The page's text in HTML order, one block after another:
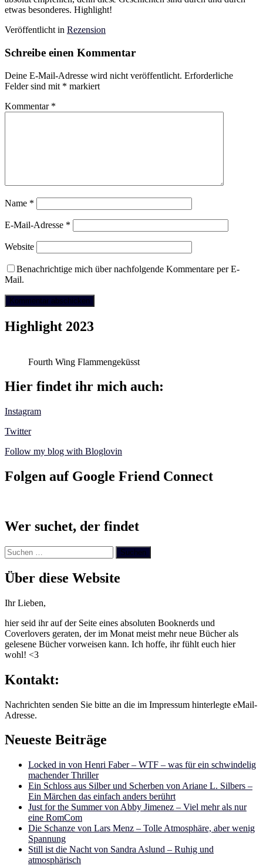
etwas besonderes. Highlight!
Veröffentlicht in Rezension
Schreibe einen Kommentar
Deine E-Mail-Adresse wird nicht veröffentlicht. Erforderliche
Felder sind mit * markiert
Kommentar *
Name *
E-Mail-Adresse *
Website
Benachrichtige mich über nachfolgende Kommentare per E-
Mail.
Highlight 2023
Fourth Wing Flammengeküsst
Hier findet ihr mich auch:
Instagram
Twitter
Follow my blog with Bloglovin
Folgen auf Google Friend Connect
Wer suchet, der findet
Suchen
nach:
Über diese Website
Ihr Lieben,
hier seid ihr auf der Seite eines absoluten Booknerds und
Coverlovers geraten, der im Monat meist mehr neue Bücher als
gelesene Bücher vorweisen kann. Ich hoffe, ihr fühlt euch hier
wohl! <3
Kontakt:
Nachrichten senden Sie bitte an die im Impressum hinterlegte eMail-
Adresse.
Neueste Beiträge
Locked in von Henri Faber – WTF – was für ein schwindelig
machender Thriller
Ein Schloss aus Silber und Scherben von Ariane L. Silbers –
Ein Märchen das einfach anders berührt
Just for the Summer von Abby Jimenez – Viel mehr als nur
eine RomCom
Die Schanze von Lars Menz – Tolle Atmosphäre, aber wenig
Spannung
Still ist die Nacht von Sandra Aslund – Ruhig und
atmosphärisch